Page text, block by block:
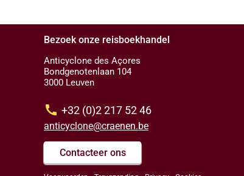
Bezoek onze reisboekhandel
Anticyclone des Açores
Bondgenotenlaan 104
3000 Leuven
call +32 (0)2 217 52 46
anticyclone@craenen.be
Contacteer ons